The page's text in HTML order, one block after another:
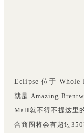
Eclipse 位于 Whole
就是 Amazing
Mall就不得不提这里
合商圈将会有超过